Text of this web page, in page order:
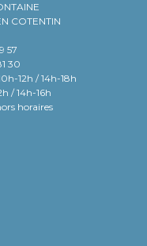
COTENTIN
57
30
12h / 14h-18h
/ 14h-16h
horaires